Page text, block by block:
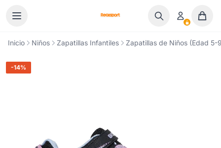
Inicio Niños Zapatillas Infantiles Zapatillas de Niños (Edad
-14%